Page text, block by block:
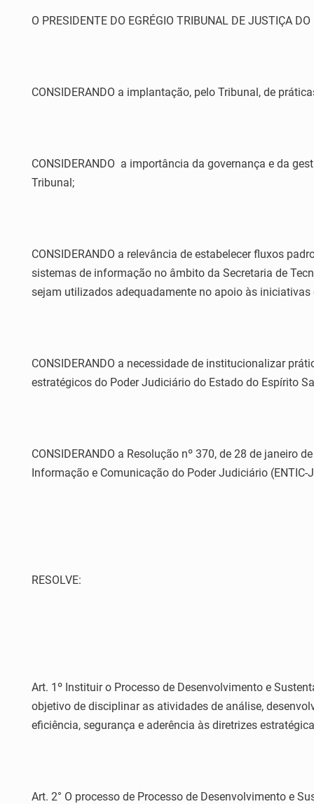
O PRESIDENTE DO EGRÉGIO TRIBUNAL DE JUSTIÇA
CONSIDERANDO a implantação, pelo Tribunal, de
CONSIDERANDO a importância da governança e da
Tribunal;
CONSIDERANDO a relevância de estabelecer fluxos
sistemas de informação no âmbito da Secretaria de
sejam utilizados adequadamente no apoio às iniciativas
CONSIDERANDO a necessidade de institucionalizar
estratégicos do Poder Judiciário do Estado do Espírito
CONSIDERANDO a Resolução nº 370, de 28 de
Informação e Comunicação do Poder Judiciário (ENTIC-
RESOLVE:
Art. 1º Instituir o Processo de Desenvolvimento e
objetivo de disciplinar as atividades de análise,
eficiência, segurança e aderência às diretrizes
Art. 2° O processo de Processo de Desenvolvimento e